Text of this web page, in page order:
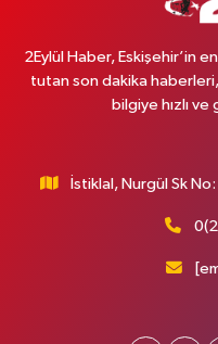
2Eylül Haber, Eskişehir’in
tutan son dakika
bilgiye hızlı ve
İstiklal, Nurgül Sk